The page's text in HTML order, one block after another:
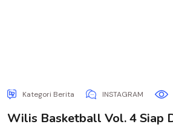
Kategori Berita INSTAGRAM
Wilis Basketball Vol. 4 Siap